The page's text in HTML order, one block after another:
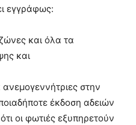
εγγράφως:
και όλα τα
και
στην
έκδοση αδειών
οι φωτιές εξυπηρετούν